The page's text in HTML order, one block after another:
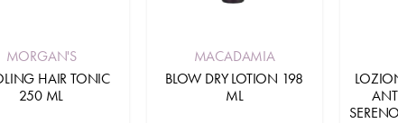
MORGAN'S
HAIR TONIC
250 ML
MACADAMIA
BLOW DRY LOTION 198
ML